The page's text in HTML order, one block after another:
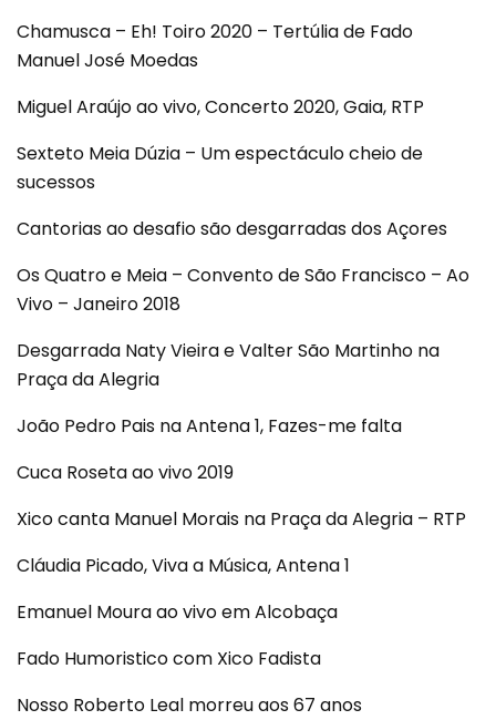
Chamusca – Eh! Toiro 2020 – Tertúlia de Fado
Manuel José Moedas
Miguel Araújo ao vivo, Concerto 2020, Gaia, RTP
Sexteto Meia Dúzia – Um espectáculo cheio de
sucessos
Cantorias ao desafio são desgarradas dos Açores
Os Quatro e Meia – Convento de São Francisco – Ao
Vivo – Janeiro 2018
Desgarrada Naty Vieira e Valter São Martinho na
Praça da Alegria
João Pedro Pais na Antena 1, Fazes-me falta
Cuca Roseta ao vivo 2019
Xico canta Manuel Morais na Praça da Alegria – RTP
Cláudia Picado, Viva a Música, Antena 1
Emanuel Moura ao vivo em Alcobaça
Fado Humoristico com Xico Fadista
Nosso Roberto Leal morreu aos 67 anos